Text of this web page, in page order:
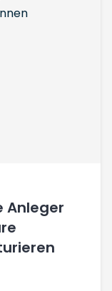
Anleger